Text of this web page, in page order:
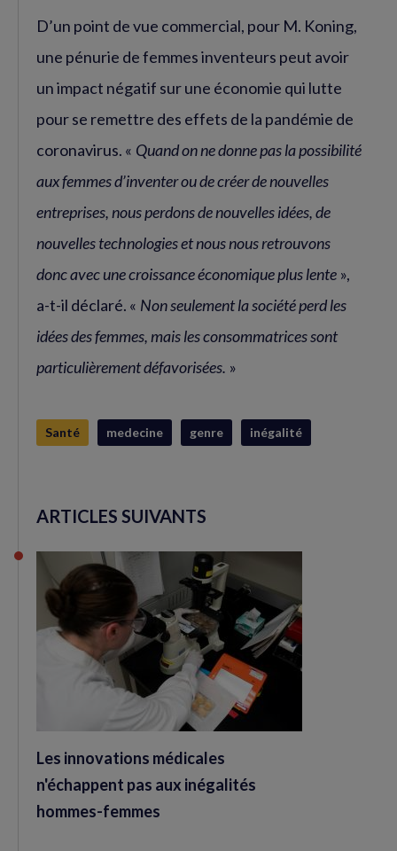
D’un point de vue commercial, pour M. Koning,
une pénurie de femmes inventeurs peut avoir
un impact négatif sur une économie qui lutte
pour se remettre des effets de la pandémie de
coronavirus. « Quand on ne donne pas la possibilité
aux femmes d’inventer ou de créer de nouvelles
entreprises, nous perdons de nouvelles idées, de
nouvelles technologies et nous nous retrouvons
donc avec une croissance économique plus lente »,
a-t-il déclaré. « Non seulement la société perd les
idées des femmes, mais les consommatrices sont
particulièrement défavorisées. »
Santé medecine genre inégalité
ARTICLES SUIVANTS
Les innovations médicales
n'échappent pas aux inégalités
hommes-femmes